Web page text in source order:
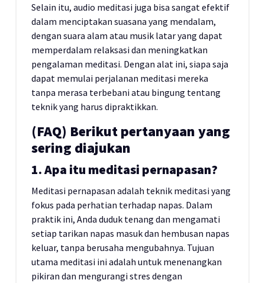
Selain itu, audio meditasi juga bisa sangat efektif
dalam menciptakan suasana yang mendalam,
dengan suara alam atau musik latar yang dapat
memperdalam relaksasi dan meningkatkan
pengalaman meditasi. Dengan alat ini, siapa saja
dapat memulai perjalanan meditasi mereka
tanpa merasa terbebani atau bingung tentang
teknik yang harus dipraktikkan.
(FAQ) Berikut pertanyaan yang
sering diajukan
1. Apa itu meditasi pernapasan?
Meditasi pernapasan adalah teknik meditasi yang
fokus pada perhatian terhadap napas. Dalam
praktik ini, Anda duduk tenang dan mengamati
setiap tarikan napas masuk dan hembusan napas
keluar, tanpa berusaha mengubahnya. Tujuan
utama meditasi ini adalah untuk menenangkan
pikiran dan mengurangi stres dengan